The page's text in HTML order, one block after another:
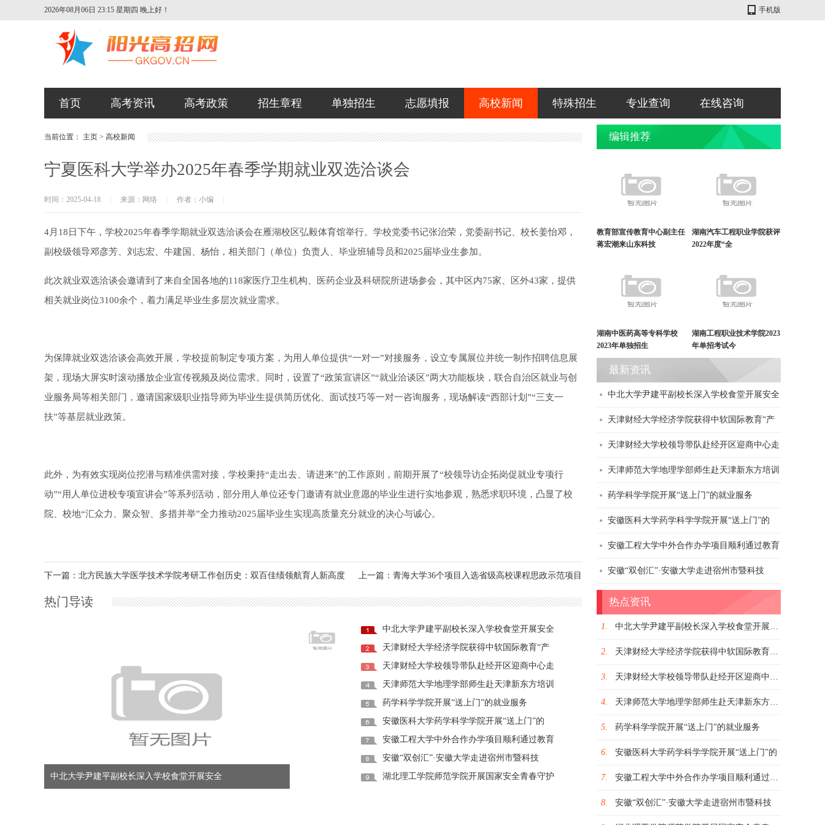
手机版
2026年08月06日 23:15 星期四 晚上好！
首页 高考资讯 高考政策 招生章程 单独招生 志愿填报 高校新闻 特殊招生 专业查询 在线咨询
当前位置： 主页 > 高校新闻
宁夏医科大学举办2025年春季学期就业双选洽谈会
时间：2025-04-18 来源：网络 作者：小编
4月18日下午，学校2025年春季学期就业双选洽谈会在雁湖校区弘毅体育馆举行。学校党委书记张治荣，党委副书记、校长姜怡邓，
副校级领导邓彦芳、刘志宏、牛建国、杨怡，相关部门（单位）负责人、毕业班辅导员和2025届毕业生参加。
此次就业双选洽谈会邀请到了来自全国各地的118家医疗卫生机构、医药企业及科研院所进场参会，其中区内75家、区外43家，提供
相关就业岗位3100余个，着力满足毕业生多层次就业需求。
为保障就业双选洽谈会高效开展，学校提前制定专项方案，为用人单位提供“一对一”对接服务，设立专属展位并统一制作招聘信息展
架，现场大屏实时滚动播放企业宣传视频及岗位需求。同时，设置了“政策宣讲区”“就业洽谈区”两大功能板块，联合自治区就业与创
业服务局等相关部门，邀请国家级职业指导师为毕业生提供简历优化、面试技巧等一对一咨询服务，现场解读“西部计划”“三支一
扶”等基层就业政策。
此外，为有效实现岗位挖潜与精准供需对接，学校秉持“走出去、请进来”的工作原则，前期开展了“校领导访企拓岗促就业专项行
动”“用人单位进校专项宣讲会”等系列活动，部分用人单位还专门邀请有就业意愿的毕业生进行实地参观，熟悉求职环境，凸显了校
院、校地“汇众力、聚众智、多措并举”全力推动2025届毕业生实现高质量充分就业的决心与诚心。
上一篇：青海大学36个项目入选省级高校课程思政示范项目
下一篇：北方民族大学医学技术学院考研工作创历史：双百佳绩领航育人新高度
热门导读
中北大学尹建平副校长深入学校食堂开展安全
天津财经大学校领导带队赴经开区迎商中心走
中北大学尹建平副校长深入学校食堂开展安全
天津财经大学经济学院获得中软国际教育“产
天津财经大学校领导带队赴经开区迎商中心走
天津师范大学地理学部师生赴天津新东方培训
药学科学学院开展“送上门”的就业服务
安徽医科大学药学科学学院开展“送上门”的
安徽工程大学中外合作办学项目顺利通过教育
安徽“双创汇”·安徽大学走进宿州市暨科技
湖北理工学院师范学院开展国家安全青春守护
编辑推荐
教育部宣传教育中心副主任
蒋宏潮来山东科技
湖南汽车工程职业学院获评
2022年度“全
湖南中医药高等专科学校
2023年单独招生
湖南工程职业技术学院2023
年单招考试今
最新资讯
中北大学尹建平副校长深入学校食堂开展安全
天津财经大学经济学院获得中软国际教育“产
天津财经大学校领导带队赴经开区迎商中心走
天津师范大学地理学部师生赴天津新东方培训
药学科学学院开展“送上门”的就业服务
安徽医科大学药学科学学院开展“送上门”的
安徽工程大学中外合作办学项目顺利通过教育
安徽“双创汇”·安徽大学走进宿州市暨科技
热点资讯
1. 中北大学尹建平副校长深入学校食堂开展安全
2. 天津财经大学经济学院获得中软国际教育“产
3. 天津财经大学校领导带队赴经开区迎商中心走
4. 天津师范大学地理学部师生赴天津新东方培训
5. 药学科学学院开展“送上门”的就业服务
6. 安徽医科大学药学科学学院开展“送上门”的
7. 安徽工程大学中外合作办学项目顺利通过教育
8. 安徽“双创汇”·安徽大学走进宿州市暨科技